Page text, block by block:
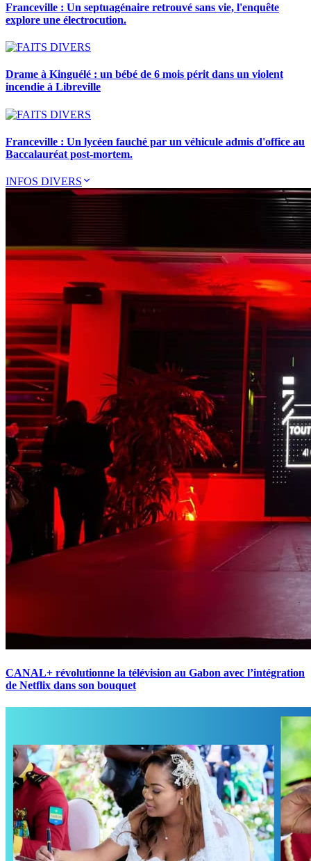
Franceville : Un septuagénaire retrouvé sans vie, l'enquête
explore une électrocution.
Drame à Kinguélé : un bébé de 6 mois périt dans un violent
incendie à Libreville
Franceville : Un lycéen fauché par un véhicule admis d'office au
Baccalauréat post-mortem.
INFOS DIVERS
CANAL+ révolutionne la télévision au Gabon avec l’intégration
de Netflix dans son bouquet